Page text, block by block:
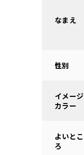
なまえ
性別
イメージ
カラー
よいとこ
ろ